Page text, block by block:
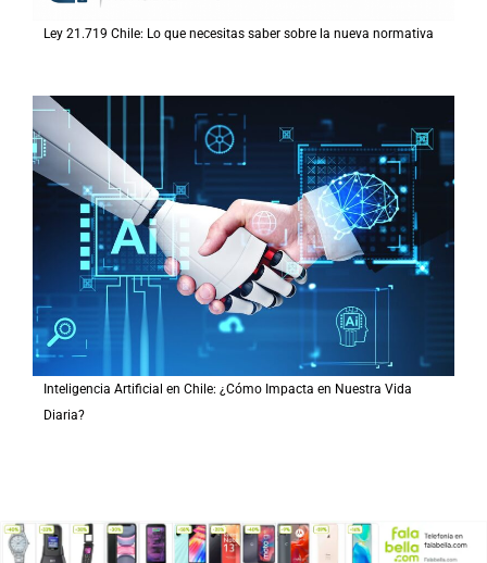
Ley 21.719 Chile: Lo que necesitas saber sobre la nueva normativa
Inteligencia Artificial en Chile: ¿Cómo Impacta en Nuestra Vida
Diaria?